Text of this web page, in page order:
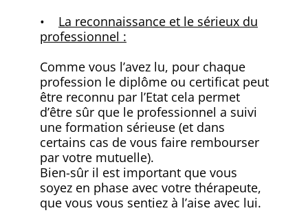
• La reconnaissance et le sérieux du
professionnel :
Comme vous l’avez lu, pour chaque
profession le diplôme ou certificat peut
être reconnu par l’Etat cela permet
d’être sûr que le professionnel a suivi
une formation sérieuse (et dans
certains cas de vous faire rembourser
par votre mutuelle).
Bien-sûr il est important que vous
soyez en phase avec votre thérapeute,
que vous vous sentiez à l’aise avec lui.